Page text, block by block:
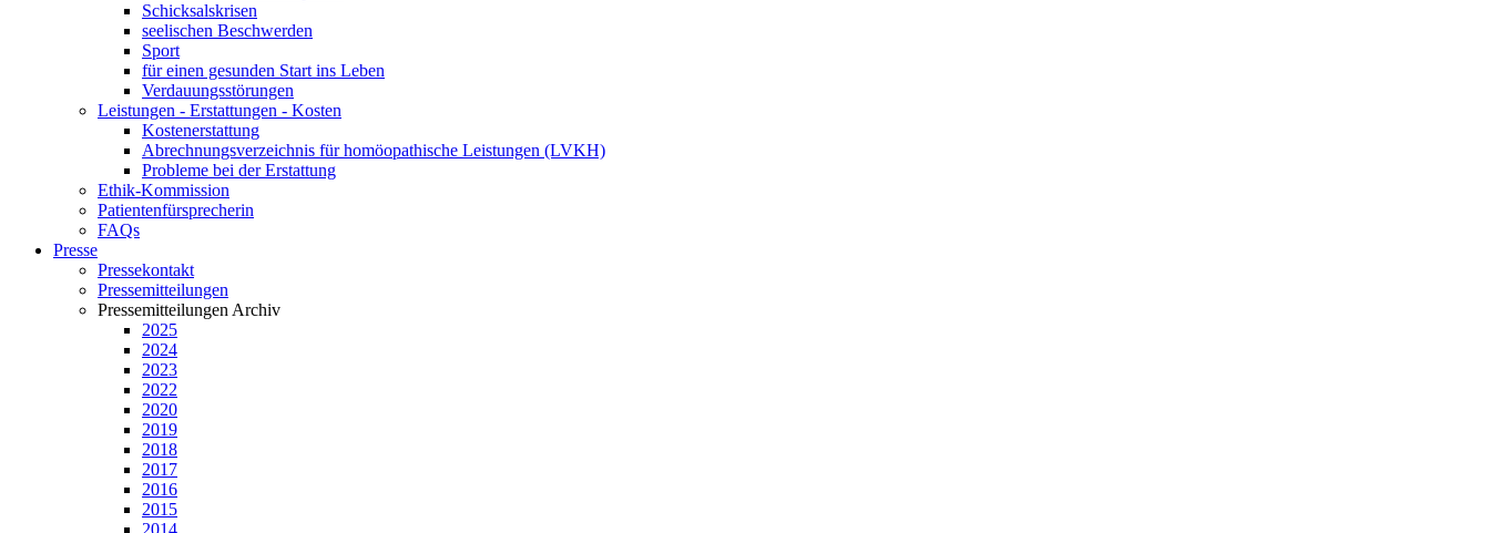
Schicksalskrisen
seelischen Beschwerden
Sport
für einen gesunden Start ins Leben
Verdauungsstörungen
Leistungen - Erstattungen - Kosten
Kostenerstattung
Abrechnungsverzeichnis für homöopathische Leistungen (LVKH)
Probleme bei der Erstattung
Ethik-Kommission
Patientenfürsprecherin
FAQs
Presse
Pressekontakt
Pressemitteilungen
Pressemitteilungen Archiv
2025
2024
2023
2022
2020
2019
2018
2017
2016
2015
2014